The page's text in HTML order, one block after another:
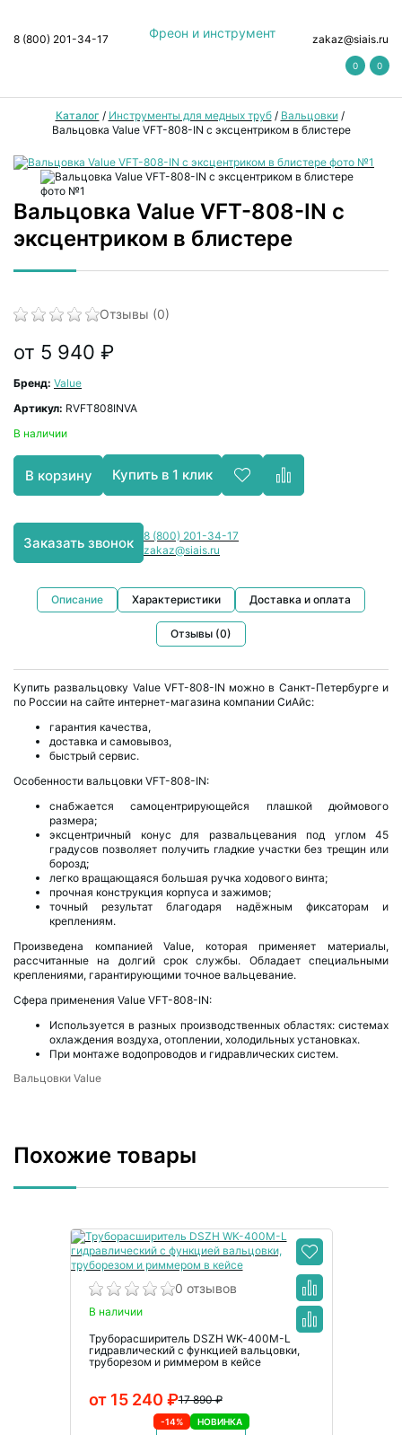
Фреон и инструмент
8 (800) 201-34-17 zakaz@siais.ru
0 0
Каталог / Инструменты для медных труб/ Вальцовки/
Вальцовка Value VFT-808-IN с эксцентриком в блистере
Вальцовка Value VFT-808-IN с
эксцентриком в блистере
Отзывы (0)
от 5 940 ₽
Бренд: Value
Артикул: RVFT808INVA
В наличии
В корзину Купить в 1 клик
Заказать звонок
8 (800) 201-34-17
zakaz@siais.ru
Описание Характеристики Доставка и оплата
Отзывы (0)
Купить развальцовку Value VFT-808-IN можно в Санкт-Петербурге и
по России на сайте интернет-магазина компании СиАйс:
гарантия качества,
доставка и самовывоз,
быстрый сервис.
Особенности вальцовки VFT-808-IN:
снабжается самоцентрирующейся плашкой дюймового
размера;
эксцентричный конус для развальцевания под углом 45
градусов позволяет получить гладкие участки без трещин или
борозд;
легко вращающаяся большая ручка ходового винта;
прочная конструкция корпуса и зажимов;
точный результат благодаря надёжным фиксаторам и
креплениям.
Произведена компанией Value, которая применяет материалы,
рассчитанные на долгий срок службы. Обладает специальными
креплениями, гарантирующими точное вальцевание.
Сфера применения Value VFT-808-IN:
Используется в разных производственных областях: системах
охлаждения воздуха, отоплении, холодильных установках.
При монтаже водопроводов и гидравлических систем.
Вальцовки Value
Похожие товары
0 отзывов
В наличии
Труборасширитель DSZH WK-400M-L
гидравлический с функцией вальцовки,
труборезом и риммером в кейсе
17 890 ₽
от 15 240 ₽
-14% НОВИНКА